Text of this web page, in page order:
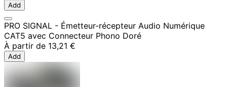
Add
PRO SIGNAL - Émetteur-récepteur Audio Numérique
CAT5 avec Connecteur Phono Doré
À partir de 13,21 €
Add